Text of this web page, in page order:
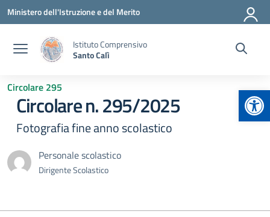
Vai ai contenuti
Vai al menu di navigazione
Vai al footer
Ministero dell'Istruzione e del Merito
Istituto Comprensivo
Santo Calì
Circolare 295
Circolare n. 295/2025
Fotografia fine anno scolastico
Personale scolastico
Dirigente Scolastico